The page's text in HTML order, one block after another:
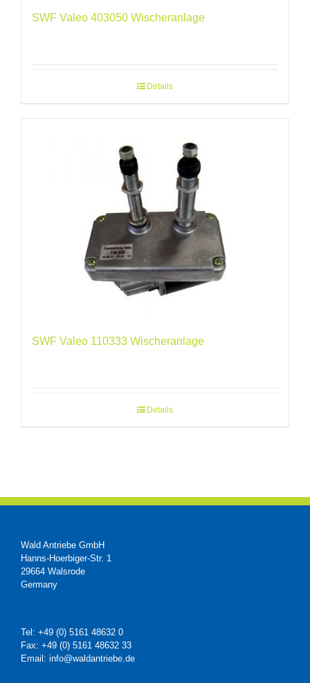
SWF Valeo 403050 Wischeranlage
Details
SWF Valeo 110333 Wischeranlage
Details
Wald Antriebe GmbH
Hanns-Hoerbiger-Str. 1
29664 Walsrode
Germany
Tel: +49 (0) 5161 48632 0
Fax: +49 (0) 5161 48632 33
Email: info@waldantriebe.de